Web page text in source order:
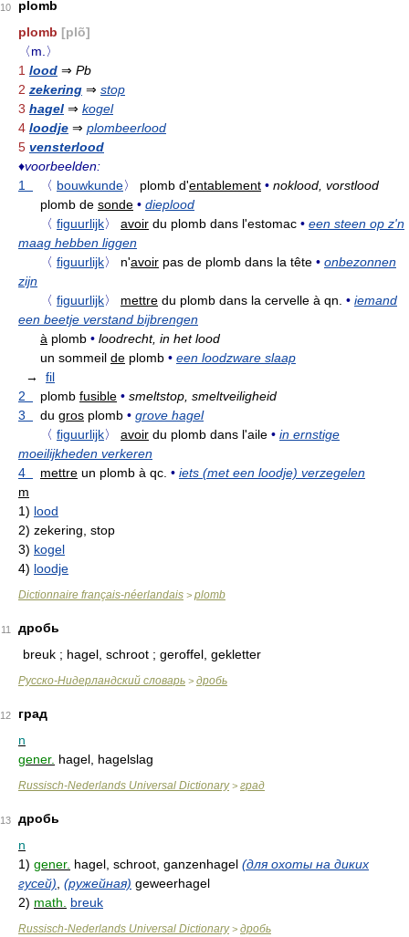
10
plomb
plomb [plõ]
〈m.〉
1 lood ⇒ Pb
2 zekering ⇒ stop
3 hagel ⇒ kogel
4 loodje ⇒ plombeerlood
5 vensterlood
♦voorbeelden:
1
〈 bouwkunde〉 plomb d'entablement • noklood, vorstlood
plomb de sonde • dieplood
〈 figuurlijk〉 avoir du plomb dans l'estomac • een steen op z'n
maag hebben liggen
〈 figuurlijk〉 n'avoir pas de plomb dans la tête • onbezonnen
zijn
〈 figuurlijk〉 mettre du plomb dans la cervelle à qn. • iemand
een beetje verstand bijbrengen
à plomb • loodrecht, in het lood
un sommeil de plomb • een loodzware slaap
→ fil
2
plomb fusible • smeltstop, smeltveiligheid
3
du gros plomb • grove hagel
〈 figuurlijk〉 avoir du plomb dans l'aile • in ernstige
moeilijkheden verkeren
4
mettre un plomb à qc. • iets (met een loodje) verzegelen
m
1) lood
2) zekering, stop
3) kogel
4) loodje
Dictionnaire français-néerlandais > plomb
11
дробь
breuk ; hagel, schroot ; geroffel, gekletter
Русско-Нидерландский словарь > дробь
12
град
n
gener. hagel, hagelslag
Russisch-Nederlands Universal Dictionary> град
13
дробь
n
1) gener. hagel, schroot, ganzenhagel (для охоты на диких
гусей) (ружейная) geweerhagel
2) math. breuk
Russisch-Nederlands Universal Dictionary> дробь